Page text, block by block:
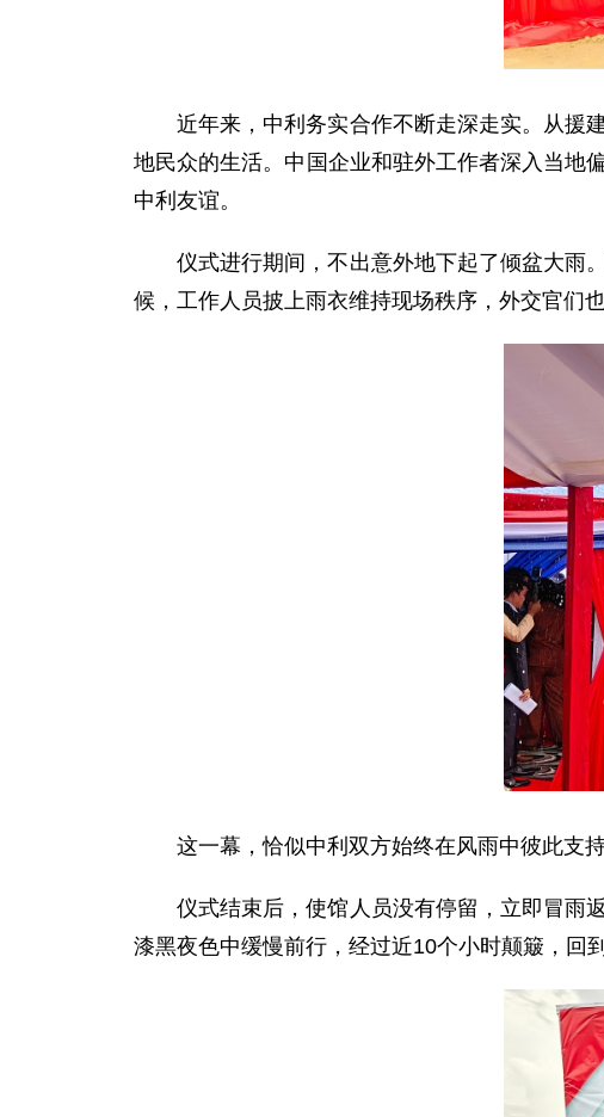
近年来，中利务实合作不断走深走实。从援
地民众的生活。中国企业和驻外工作者深入当地
中利友谊。
仪式进行期间，不出意外地下起了倾盆大雨
候，工作人员披上雨衣维持现场秩序，外交官们
这一幕，恰似中利双方始终在风雨中彼此支
仪式结束后，使馆人员没有停留，立即冒雨
漆黑夜色中缓慢前行，经过近10个小时颠簸，回